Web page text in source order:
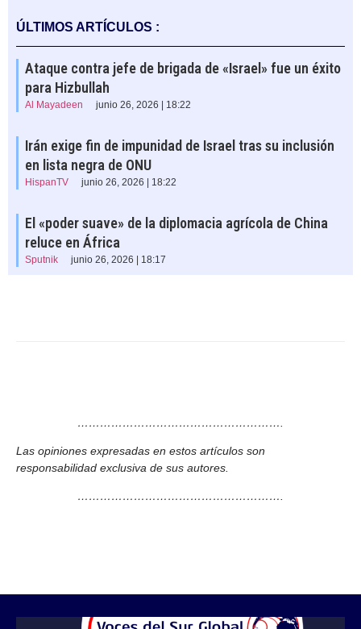
ÚLTIMOS ARTÍCULOS :
Ataque contra jefe de brigada de «Israel» fue un éxito
para Hizbullah
Al Mayadeen junio 26, 2026 | 18:22
Irán exige fin de impunidad de Israel tras su inclusión
en lista negra de ONU
HispanTV junio 26, 2026 | 18:22
El «poder suave» de la diplomacia agrícola de China
reluce en África
Sputnik junio 26, 2026 | 18:17
……………………………………………….
Las opiniones expresadas en estos artículos son
responsabilidad exclusiva de sus autores.
……………………………………………….